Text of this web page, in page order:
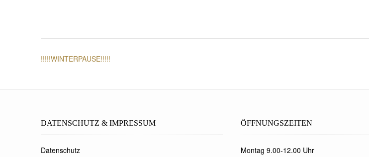
Post
!!!!!WINTERPAUSE!!!!!
DATENSCHUTZ & IMPRESSUM
Datenschutz
ÖFFNUNGSZEITEN
Montag 9.00-12.00 Uhr